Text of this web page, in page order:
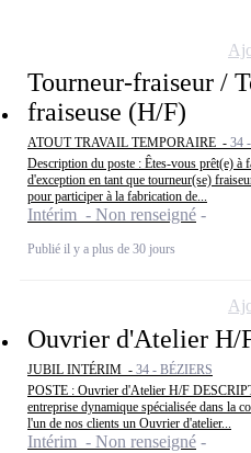
Tourneur-fraiseur /
fraiseuse (H/F)
ATOUT TRAVAIL TEMPORAIRE - 34
Description du poste : Êtes-vous prêt(e) à
d'exception en tant que tourneur(se)
pour participer à la fabrication de...
Intérim - Non renseigné
Publié il y a plus de 30 jours
Ouvrier d'Atelier H/
JUBIL INTÉRIM - 34 - BÉZIERS
POSTE : Ouvrier d'Atelier H/F
entreprise dynamique spécialisée dans la
l'un de nos clients un Ouvrier d'atelier...
Intérim - Non renseigné